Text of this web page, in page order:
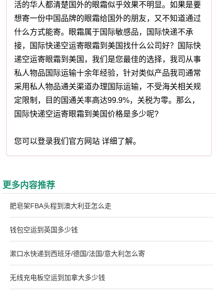
活的华人都清楚国外的眼霜似乎效果不明显。如果是要
想寄一份中国品牌的眼霜给国外的朋友，又不知道通过
什么方式能寄。眼霜属于国际敏感品，国际快递不承
接，国际快递空运寄眼霜到美国找什么公司好？国际快
递空运寄眼霜到美国，我们是您最佳的选择，我司从事
私人物品国际运输十余年经验，针对类似产品我司通常
采用私人物品通关渠道办理国际运输，不受海关相关规
定限制，目的国通关率高达99.9%，关税为零。那么，
国际快递空运寄眼霜到美国价格是多少呢?
您可以登录我们官方网站 详细了解。
更多内容推荐
肥皂架FBA头程到澳大利亚怎么走
钱包空运到英国多少钱
漱口水快递到西班牙/德国/法国/意大利怎么寄
无线充电板空运到加拿大多少钱